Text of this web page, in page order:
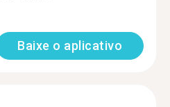
Baixe o aplicativo